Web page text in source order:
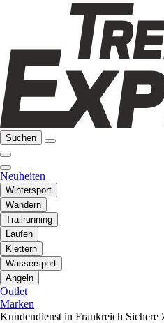
Suchen
Neuheiten
Wintersport
Wandern
Trailrunning
Laufen
Klettern
Wassersport
Angeln
Outlet
Marken
Kundendienst in Frankreich Sichere